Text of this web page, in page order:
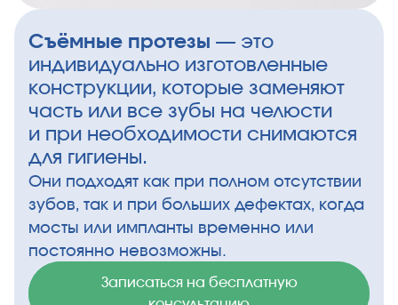
Съёмные протезы — это
индивидуально изготовленные
конструкции, которые заменяют
часть или все зубы на челюсти
и при необходимости снимаются
для гигиены.
Они подходят как при полном отсутствии
зубов, так и при больших дефектах, когда
мосты или импланты временно или
постоянно невозможны.
Записаться на бесплатную